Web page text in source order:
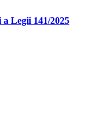
Legii 141/2025